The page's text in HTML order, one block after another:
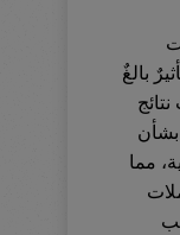
الأمريكية لعام ٢٠٢٤ تأثيرٌ بالغٌ
بشأن
مما